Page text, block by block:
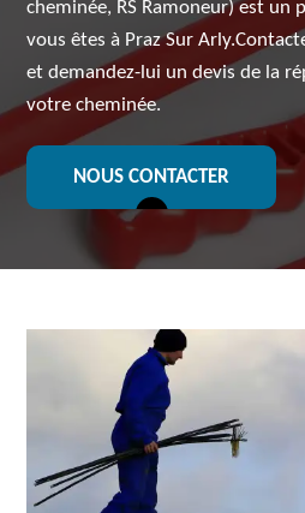
cheminée, RS Ramoneur) est un
vous êtes à Praz Sur
et demandez-lui un devis de la
votre cheminée.
NOUS CONTACTER